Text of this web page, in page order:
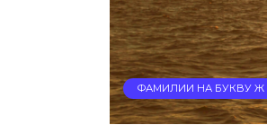
ФАМИЛИИ НА БУКВУ Ж